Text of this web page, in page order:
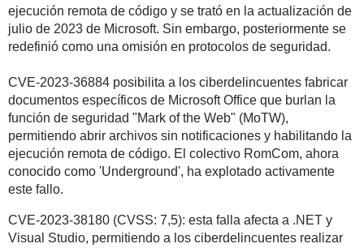
ejecución remota de código y se trató en la actualización de
julio de 2023 de Microsoft. Sin embargo, posteriormente se
redefinió como una omisión en protocolos de seguridad.
CVE-2023-36884 posibilita a los ciberdelincuentes fabricar
documentos específicos de Microsoft Office que burlan la
función de seguridad "Mark of the Web" (MoTW),
permitiendo abrir archivos sin notificaciones y habilitando la
ejecución remota de código. El colectivo RomCom, ahora
conocido como 'Underground', ha explotado activamente
este fallo.
CVE-2023-38180 (CVSS: 7,5): esta falla afecta a .NET y
Visual Studio, permitiendo a los ciberdelincuentes realizar